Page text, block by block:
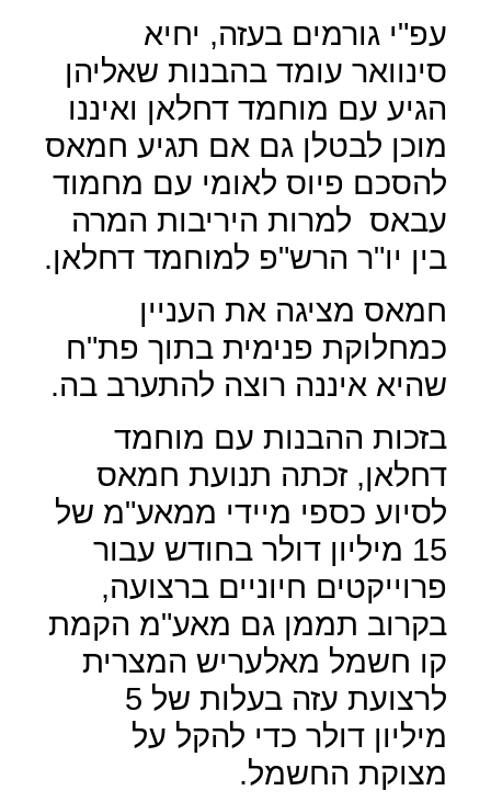
עפ"י גורמים בעזה, יחיא
סינוואר עומד בהבנות שאליהן
הגיע עם מוחמד דחלאן ואיננו
מוכן לבטלן גם אם תגיע חמאס
להסכם פיוס לאומי עם מחמוד
עבאס למרות היריבות המרה
בין יו"ר הרש"פ למוחמד דחלאן.
חמאס מציגה את העניין
כמחלוקת פנימית בתוך פת"ח
שהיא איננה רוצה להתערב בה.
בזכות ההבנות עם מוחמד
דחלאן, זכתה תנועת חמאס
לסיוע כספי מיידי ממאע"מ של
15 מיליון דולר בחודש עבור
פרוייקטים חיוניים ברצועה,
בקרוב תממן גם מאע"מ הקמת
קו חשמל מאלעריש המצרית
לרצועת עזה בעלות של 5
מיליון דולר כדי להקל על
מצוקת החשמל.